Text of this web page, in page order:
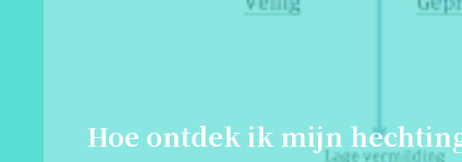
Hoe ontdek ik mijn